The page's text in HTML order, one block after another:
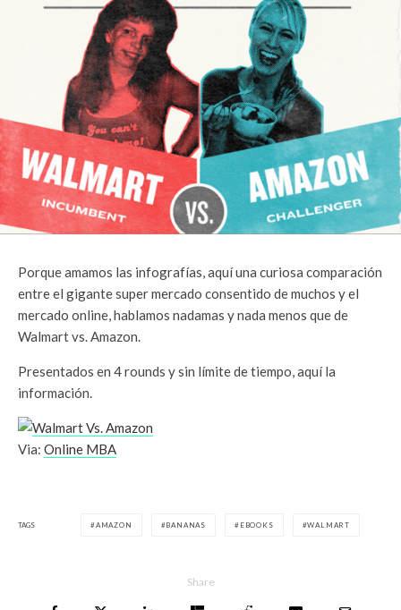
Porque amamos las infografías, aquí una curiosa comparación
entre el gigante super mercado consentido de muchos y el
mercado online, hablamos nadamas y nada menos que de
Walmart vs. Amazon.
Presentados en 4 rounds y sin límite de tiempo, aquí la
información.
Via: Online MBA
TAGS AMAZON BANANAS EBOOKS WALMART
Share